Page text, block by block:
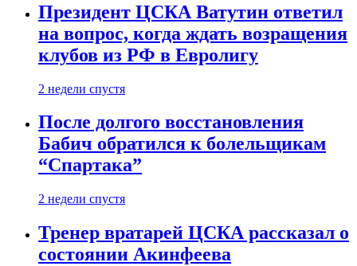
Президент ЦСКА Ватутин ответил
на вопрос, когда ждать возращения
клубов из РФ в Евролигу
2 недели спустя
После долгого восстановления
Бабич обратился к болельщикам
“Спартака”
2 недели спустя
Тренер вратарей ЦСКА рассказал о
состоянии Акинфеева